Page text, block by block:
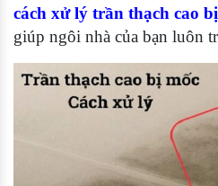
cách xử lý trần thạch cao
giúp ngôi nhà của bạn luôn